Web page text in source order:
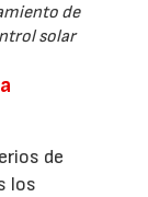
de
solar
de
los